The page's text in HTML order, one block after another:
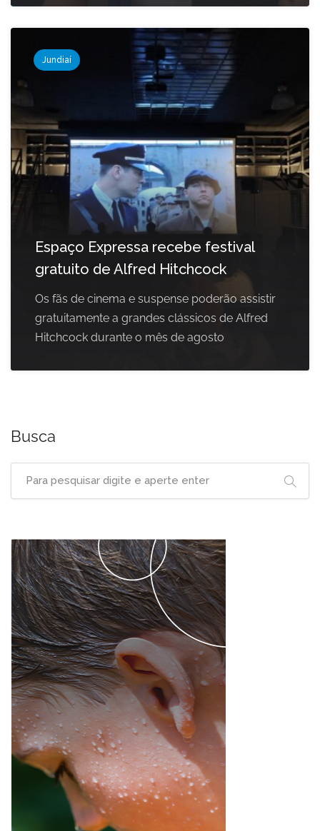
Jundiaí
Espaço Expressa recebe festival
gratuito de Alfred Hitchcock
Os fãs de cinema e suspense poderão assistir
gratuitamente a grandes clássicos de Alfred
Hitchcock durante o mês de agosto
Busca